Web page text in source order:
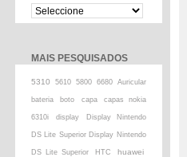
MAIS PESQUISADOS
5310 5610 5800 6680 Auricular
bateria boto capa capas nokia
6310i display Display Nintendo
DS Lite Superior Display Nintendo
DS Lite Superior HTC huawei